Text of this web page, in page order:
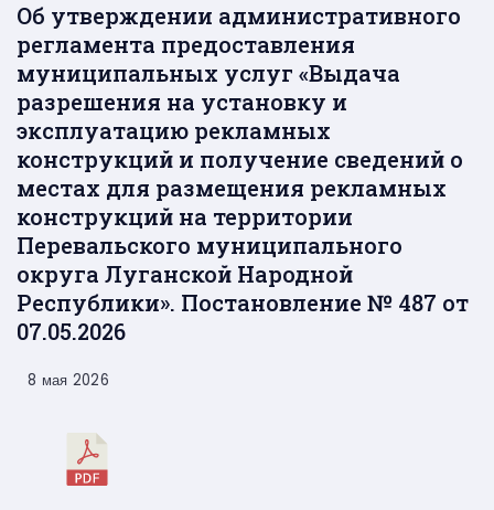
Об утверждении административного
регламента предоставления
муниципальных услуг «Выдача
разрешения на установку и
эксплуатацию рекламных
конструкций и получение сведений о
местах для размещения рекламных
конструкций на территории
Перевальского муниципального
округа Луганской Народной
Республики». Постановление № 487 от
07.05.2026
8 мая 2026